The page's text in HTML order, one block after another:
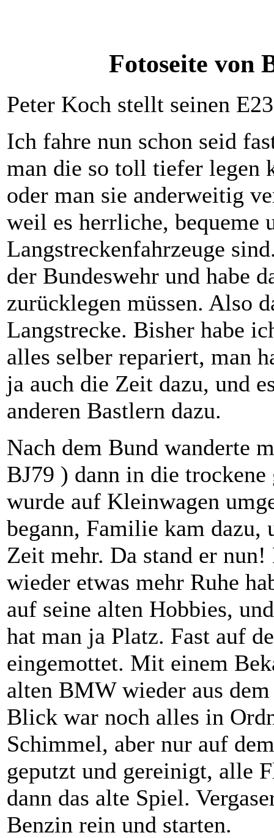
Fotoseite von
Peter Koch stellt seinen
Ich fahre nun schon seid
man die so toll tiefer legen
oder man sie anderweitig
weil es herrliche, bequeme
Langstreckenfahrzeuge
der Bundeswehr und habe
zurücklegen müssen. Also
Langstrecke. Bisher habe
alles selber repariert, man
ja auch die Zeit dazu, und
anderen Bastlern dazu.
Nach dem Bund wanderte
BJ79 ) dann in die
wurde auf Kleinwagen
begann, Familie kam dazu,
Zeit mehr. Da stand er
wieder etwas mehr Ruhe
auf seine alten Hobbies,
hat man ja Platz. Fast auf
eingemottet. Mit einem
alten BMW wieder aus
Blick war noch alles in
Schimmel, aber nur auf
geputzt und gereinigt, alle
dann das alte Spiel.
Benzin rein und starten.